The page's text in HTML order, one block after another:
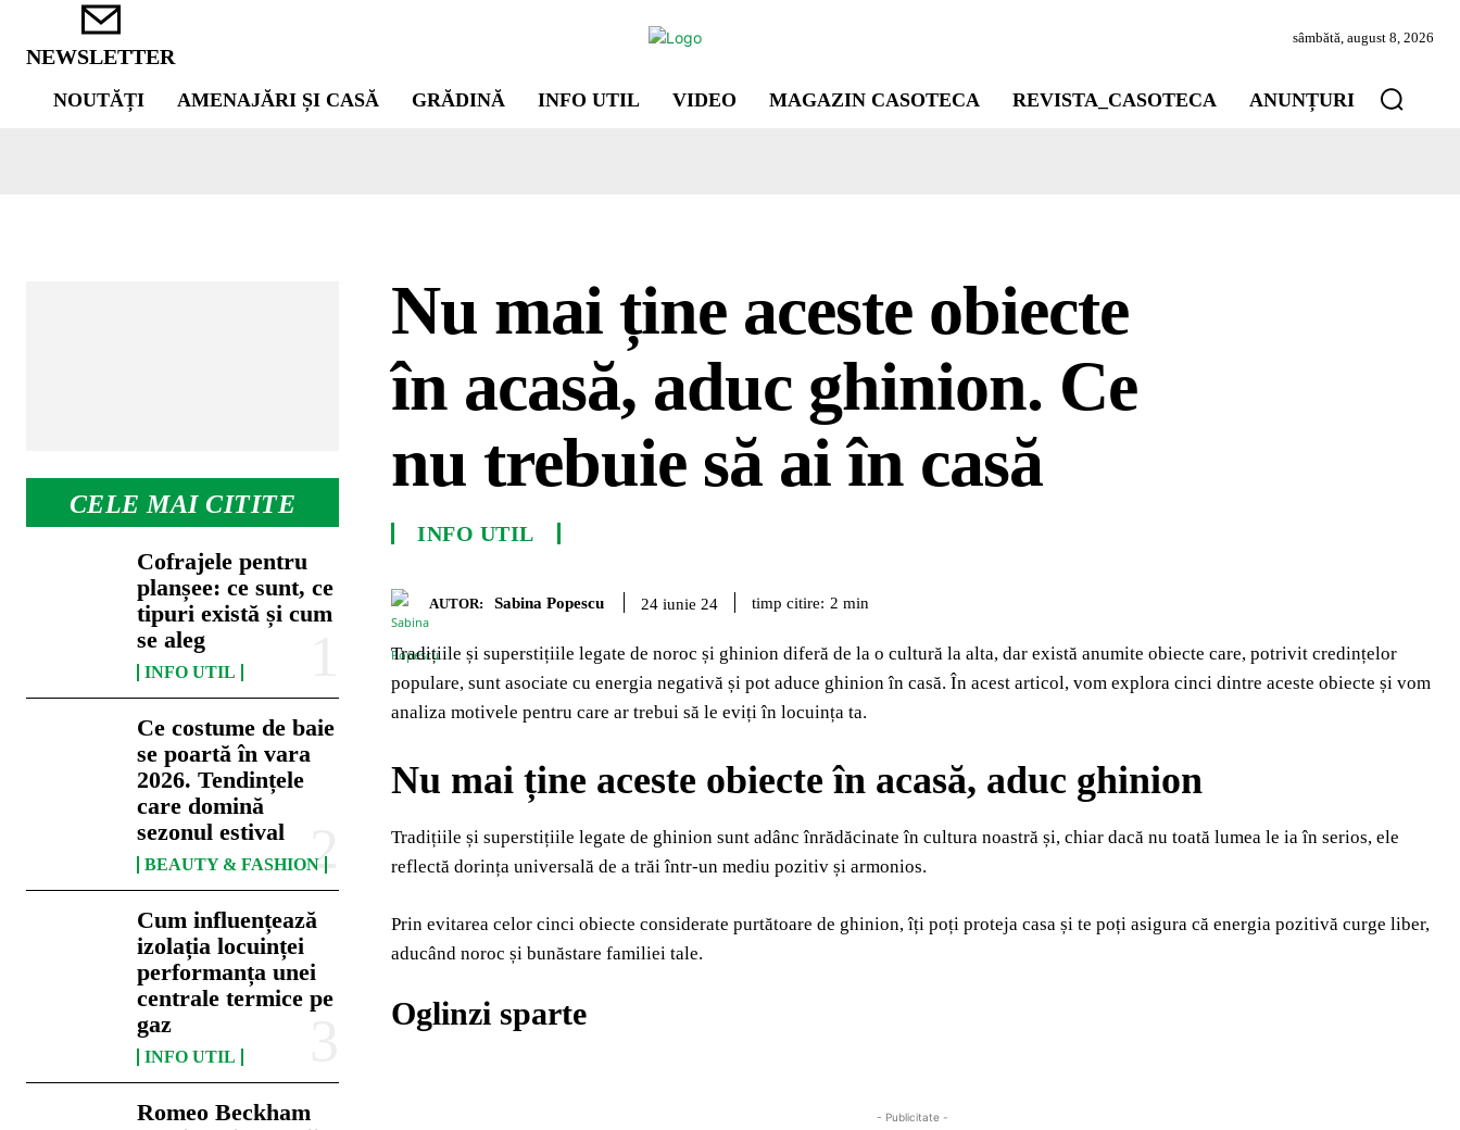
NEWSLETTER
sâmbătă, august 8, 2026
NOUTĂȚI AMENAJĂRI ȘI CASĂ GRĂDINĂ INFO UTIL VIDEO MAGAZIN CASOTECA REVISTA_CASOTECA ANUNȚURI
CELE MAI CITITE
Cofrajele pentru
planșee: ce sunt, ce
tipuri există și cum
se aleg
INFO UTIL
Ce costume de baie
se poartă în vara
2026. Tendințele
care domină
sezonul estival
BEAUTY & FASHION
Cum influențează
izolația locuinței
performanța unei
centrale termice pe
gaz
INFO UTIL
Romeo Beckham
Nu mai ține aceste obiecte
în acasă, aduc ghinion. Ce
nu trebuie să ai în casă
INFO UTIL
AUTOR: Sabina Popescu 24 iunie 24 timp citire: 2 min
Tradițiile și superstițiile legate de noroc și ghinion diferă de la o cultură la alta, dar există anumite obiecte care, potrivit credințelor
populare, sunt asociate cu energia negativă și pot aduce ghinion în casă. În acest articol, vom explora cinci dintre aceste obiecte și vom
analiza motivele pentru care ar trebui să le eviți în locuința ta.
Nu mai ține aceste obiecte în acasă, aduc ghinion
Tradițiile și superstițiile legate de ghinion sunt adânc înrădăcinate în cultura noastră și, chiar dacă nu toată lumea le ia în serios, ele
reflectă dorința universală de a trăi într-un mediu pozitiv și armonios.
Prin evitarea celor cinci obiecte considerate purtătoare de ghinion, îți poți proteja casa și te poți asigura că energia pozitivă curge liber,
aducând noroc și bunăstare familiei tale.
Oglinzi sparte
- Publicitate -